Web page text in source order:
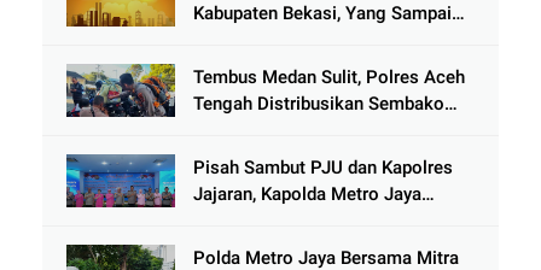
Kabupaten Bekasi, Yang Sampai
Tembus Medan Sulit, Polres Aceh
Tengah Distribusikan Sembako
Jamat
Pisah Sambut PJU dan Kapolres
Jajaran, Kapolda Metro Jaya
Diperkuat
Polda Metro Jaya Bersama Mitra